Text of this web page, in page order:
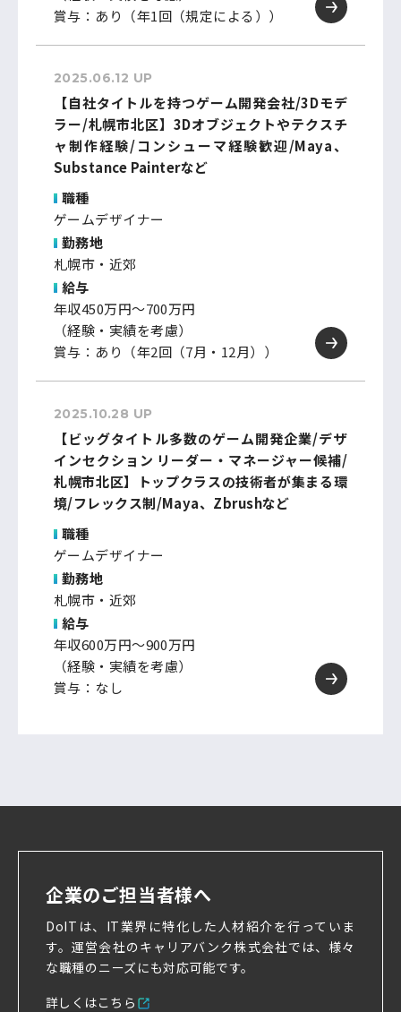
賞与：あり（年1回（規定による））
2025.06.12 UP
【自社タイトルを持つゲーム開発会社/3Dモデ
ラー/札幌市北区】3Dオブジェクトやテクスチ
ャ制作経験/コンシューマ経験歓迎/Maya、
Substance Painterなど
職種
ゲームデザイナー
勤務地
札幌市・近郊
給与
年収450万円～700万円
（経験・実績を考慮）
賞与：あり（年2回（7月・12月））
2025.10.28 UP
【ビッグタイトル多数のゲーム開発企業/デザ
インセクション リーダー・マネージャー候補/
札幌市北区】トップクラスの技術者が集まる環
境/フレックス制/Maya、Zbrushなど
職種
ゲームデザイナー
勤務地
札幌市・近郊
給与
年収600万円～900万円
（経験・実績を考慮）
賞与：なし
企業のご担当者様へ
DoITは、IT業界に特化した人材紹介を行っていま
す。運営会社のキャリアバンク株式会社では、様々
な職種のニーズにも対応可能です。
詳しくはこちら